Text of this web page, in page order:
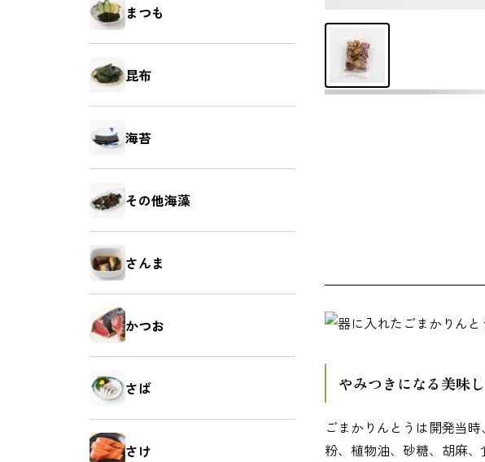
いか（塩辛）
牡蠣（かき） しいたけ
まつも
昆布
海苔
その他海藻
さんま
かつお
さば
さけ
やみつきになる美味
ごまかりんとうは開発当
粉、植物油、砂糖、胡麻